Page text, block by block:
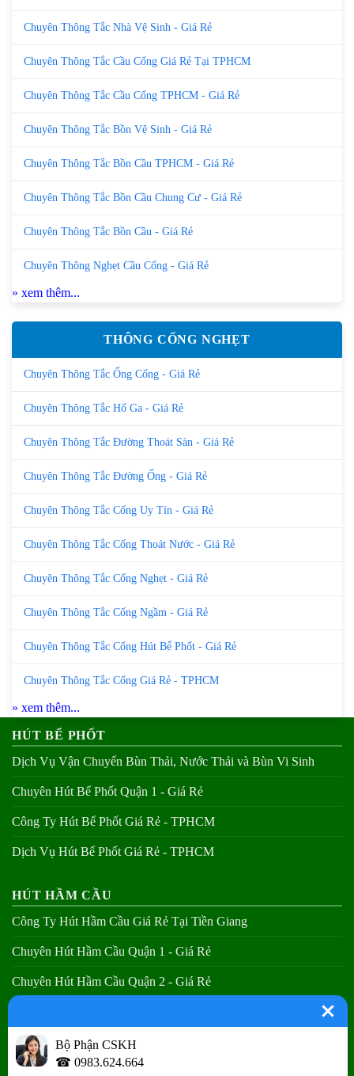
Chuyên Thông Tắc Nhà Vệ Sinh - Giá Rẻ
Chuyên Thông Tắc Cầu Cống Giá Rẻ Tại TPHCM
Chuyên Thông Tắc Cầu Cống TPHCM - Giá Rẻ
Chuyên Thông Tắc Bồn Vệ Sinh - Giá Rẻ
Chuyên Thông Tắc Bồn Cầu TPHCM - Giá Rẻ
Chuyên Thông Tắc Bồn Cầu Chung Cư - Giá Rẻ
Chuyên Thông Tắc Bồn Cầu - Giá Rẻ
Chuyên Thông Nghẹt Cầu Cống - Giá Rẻ
» xem thêm...
THÔNG CỐNG NGHẸT
Chuyên Thông Tắc Ống Cống - Giá Rẻ
Chuyên Thông Tắc Hố Ga - Giá Rẻ
Chuyên Thông Tắc Đường Thoát Sàn - Giá Rẻ
Chuyên Thông Tắc Đường Ống - Giá Rẻ
Chuyên Thông Tắc Cống Uy Tín - Giá Rẻ
Chuyên Thông Tắc Cống Thoát Nước - Giá Rẻ
Chuyên Thông Tắc Cống Nghẹt - Giá Rẻ
Chuyên Thông Tắc Cống Ngầm - Giá Rẻ
Chuyên Thông Tắc Cống Hút Bể Phốt - Giá Rẻ
Chuyên Thông Tắc Cống Giá Rẻ - TPHCM
» xem thêm...
HÚT BỂ PHỐT
Dịch Vụ Vận Chuyển Bùn Thải, Nước Thải và Bùn Vi Sinh
Chuyên Hút Bể Phốt Quận 1 - Giá Rẻ
Công Ty Hút Bể Phốt Giá Rẻ - TPHCM
Dịch Vụ Hút Bể Phốt Giá Rẻ - TPHCM
HÚT HẦM CẦU
Công Ty Hút Hầm Cầu Giá Rẻ Tại Tiền Giang
Chuyên Hút Hầm Cầu Quận 1 - Giá Rẻ
Chuyên Hút Hầm Cầu Quận 2 - Giá Rẻ
THÔNG CẦU NGHẸT
Bộ Phận CSKH
☎ 0983.624.664